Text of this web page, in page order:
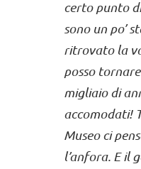
certo punto
sono un po’
ritrovato la
posso
migliaio di
accomodati!
Museo ci
l’anfora. E il